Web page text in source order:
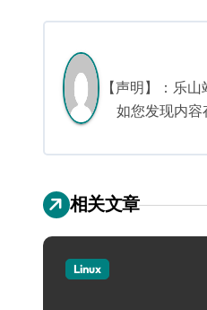
航
【声明】：乐
如您发现内容
相关文章
Linux